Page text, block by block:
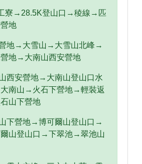
寮→28.5K登山口→稜線→匹
地
地→大雪山→大雪山北峰→
地→大南山西安營地
西安營地→大南山登山口水
南山→火石下營地→輕裝返
山下營地
下營地→博可爾山登山口→
爾山登山口→下翠池→翠池山